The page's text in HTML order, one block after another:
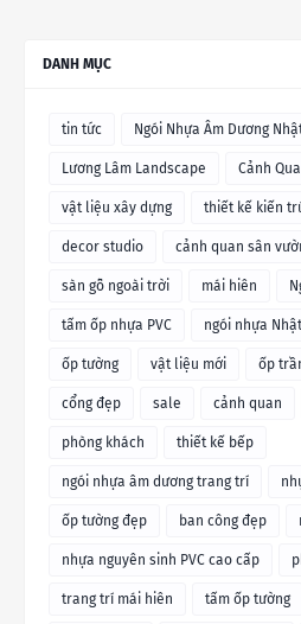
DANH MỤC
tin tức Ngói Nhựa Âm Dương
Lương Lâm Landscape Cảnh
vật liệu xây dựng thiết kế kiến
decor studio cảnh quan sân
sàn gỗ ngoài trời mái hiên
tấm ốp nhựa PVC ngói nhựa
ốp tường vật liệu mới ốp
cổng đẹp sale cảnh quan
phòng khách thiết kế bếp
ngói nhựa âm dương trang trí
ốp tường đẹp ban công đẹp
nhựa nguyên sinh PVC cao cấp
trang trí mái hiên tấm ốp tường